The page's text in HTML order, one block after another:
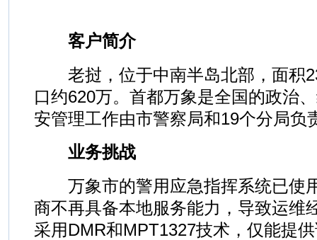
客户简介
老挝，位于中南半岛北部，面积
口约620万。首都万象是全国的政治
安管理工作由市警察局和19个分局负
业务挑战
万象市的警用应急指挥系统已使
商不再具备本地服务能力，导致运维
采用DMR和MPT1327技术，仅能提